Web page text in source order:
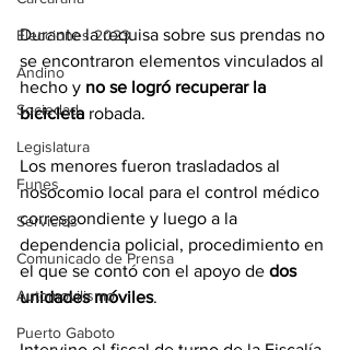
Elecciones 2023
Andino
Sociedad
Legislatura
Funes
Servicios
Comunicado de Prensa
Automovilismo
Puerto Gaboto
Durante la requisa sobre sus prendas no
se encontraron elementos vinculados al
hecho y no se logró recuperar la
bicicleta robada.
Los menores fueron trasladados al
nosocomio local para el control médico
correspondiente y luego a la
dependencia policial, procedimiento en
el que se contó con el apoyo de dos
unidades móviles.